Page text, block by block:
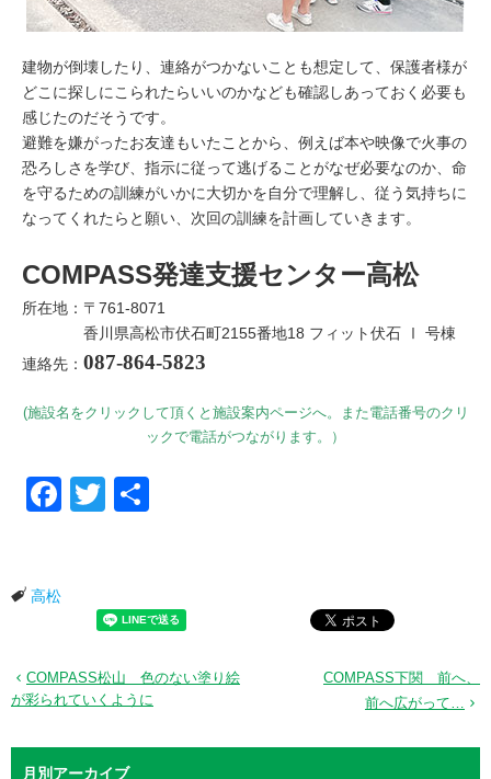
建物が倒壊したり、連絡がつかないことも想定して、保護者様が
どこに探しにこられたらいいのかなども確認しあっておく必要も
感じたのだそうです。
避難を嫌がったお友達もいたことから、例えば本や映像で火事の
恐ろしさを学び、指示に従って逃げることがなぜ必要なのか、命
を守るための訓練がいかに大切かを自分で理解し、従う気持ちに
なってくれたらと願い、次回の訓練を計画していきます。
COMPASS発達支援センター高松
所在地：〒761-8071
香川県高松市伏石町2155番地18 フィット伏石 Ⅰ 号棟
連絡先： 087-864-5823
(施設名をクリックして頂くと施設案内ページへ。また電話番号のクリ
ックで電話がつながります。）
FacebookTwitter
高松
COMPASS松山 色のない塗り絵
が彩られていくように
COMPASS下関 前へ、
前へ広がって…
月別アーカイブ